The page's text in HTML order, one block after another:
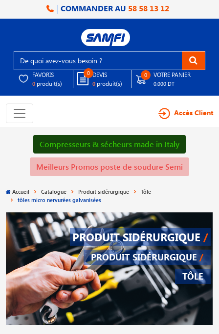
COMMANDER AU 58 58 13 12
FAVORIS
0 produit(s)
0 DEVIS
0 produit(s)
0 VOTRE PANIER
0.000 DT
Accès Client
Compresseurs & sécheurs made in Italy
Meilleurs Promos poste de soudure Semi
Accueil Catalogue Produit sidérurgique
Tôle
tôles micro nervurées galvanisées
PRODUIT SIDÉRURGIQUE /
PRODUIT SIDÉRURGIQUE /
TÔLE